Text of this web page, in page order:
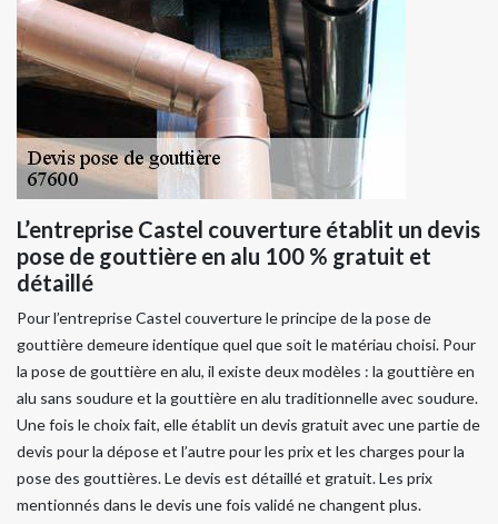
L’entreprise Castel couverture établit un devis
pose de gouttière en alu 100 % gratuit et
détaillé
Pour l’entreprise Castel couverture le principe de la pose de
gouttière demeure identique quel que soit le matériau choisi. Pour
la pose de gouttière en alu, il existe deux modèles : la gouttière en
alu sans soudure et la gouttière en alu traditionnelle avec soudure.
Une fois le choix fait, elle établit un devis gratuit avec une partie de
devis pour la dépose et l’autre pour les prix et les charges pour la
pose des gouttières. Le devis est détaillé et gratuit. Les prix
mentionnés dans le devis une fois validé ne changent plus.